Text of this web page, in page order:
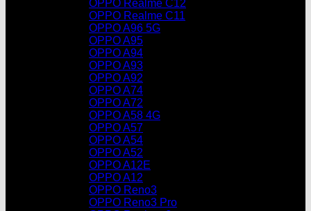
OPPO Realme C12
OPPO Realme C11
OPPO A96 5G
OPPO A95
OPPO A94
OPPO A93
OPPO A92
OPPO A74
OPPO A72
OPPO A58 4G
OPPO A57
OPPO A54
OPPO A52
OPPO A12E
OPPO A12
OPPO Reno3
OPPO Reno3 Pro